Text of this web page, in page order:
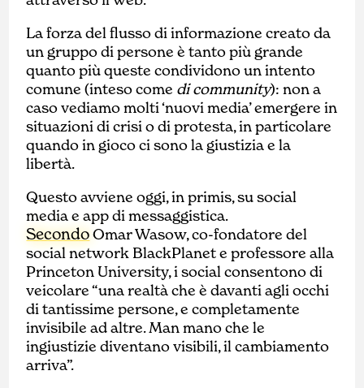
La forza del flusso di informazione creato da
un gruppo di persone è tanto più grande
quanto più queste condividono un intento
comune (inteso come di community): non a
caso vediamo molti ‘nuovi media’ emergere in
situazioni di crisi o di protesta, in particolare
quando in gioco ci sono la giustizia e la
libertà.
Questo avviene oggi, in primis, su social
media e app di messaggistica.
SecondoOmar Wasow, co-fondatore del
social network BlackPlanet e professore alla
Princeton University, i social consentono di
veicolare “una realtà che è davanti agli occhi
di tantissime persone, e completamente
invisibile ad altre. Man mano che le
ingiustizie diventano visibili, il cambiamento
arriva”.